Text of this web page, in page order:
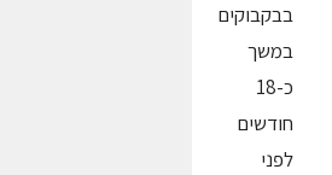
בבקבוקים
במשך
כ-18
חודשים
לפני